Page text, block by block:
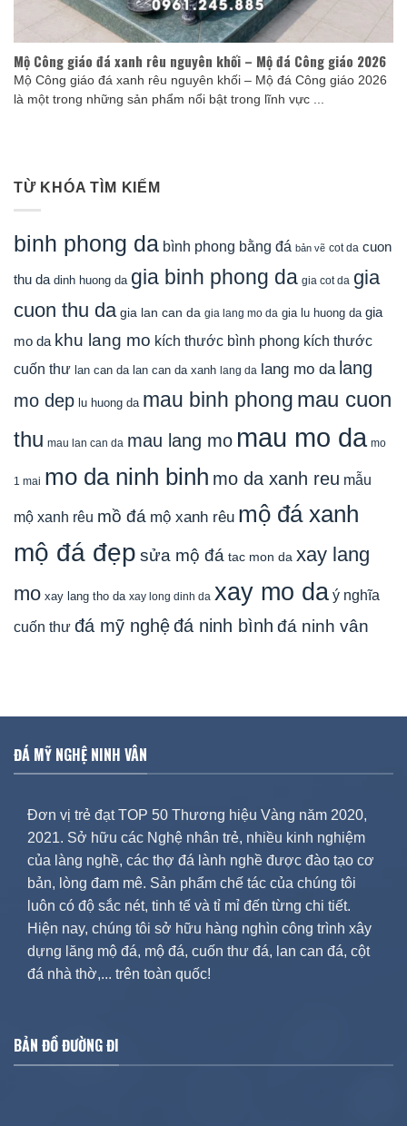
Mộ Công giáo đá xanh rêu nguyên khối – Mộ đá Công giáo 2026
Mộ Công giáo đá xanh rêu nguyên khối – Mộ đá Công giáo 2026
là một trong những sản phẩm nổi bật trong lĩnh vực ...
TỪ KHÓA TÌM KIẾM
binh phong da bình phong bằng đá bản vẽ cot da cuon
thu da dinh huong da gia binh phong da gia cot da gia
cuon thu da gia lan can da gia lang mo da gia lu huong da gia
mo da khu lang mo kích thước bình phong kích thước
cuốn thư lan can da lan can da xanh lang da lang mo da lang
mo dep lu huong da mau binh phong mau cuon
thu mau lan can da mau lang mo mau mo da mo
1 mai mo da ninh binh mo da xanh reu mẫu
mộ xanh rêu mồ đá mộ xanh rêu mộ đá xanh
mộ đá đẹp sửa mộ đá tac mon da xay lang
mo xay lang tho da xay long dinh da xay mo da ý nghĩa
cuốn thư đá mỹ nghệđá ninh bình đá ninh vân
ĐÁ MỸ NGHỆ NINH VÂN
Đơn vị trẻ đạt TOP 50 Thương hiệu Vàng năm 2020,
2021. Sở hữu các Nghệ nhân trẻ, nhiều kinh nghiệm
của làng nghề, các thợ đá lành nghề được đào tạo cơ
bản, lòng đam mê. Sản phẩm chế tác của chúng tôi
luôn có độ sắc nét, tinh tế và tỉ mỉ đến từng chi tiết.
Hiện nay, chúng tôi sở hữu hàng nghìn công trình xây
dựng lăng mộ đá, mộ đá, cuốn thư đá, lan can đá, cột
đá nhà thờ,... trên toàn quốc!
BẢN ĐỒ ĐƯỜNG ĐI